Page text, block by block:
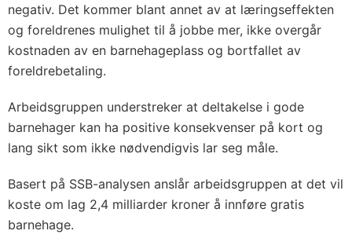
negativ. Det kommer blant annet av at læringseffekten
og foreldrenes mulighet til å jobbe mer, ikke overgår
kostnaden av en barnehageplass og bortfallet av
foreldrebetaling.
Arbeidsgruppen understreker at deltakelse i gode
barnehager kan ha positive konsekvenser på kort og
lang sikt som ikke nødvendigvis lar seg måle.
Basert på SSB-analysen anslår arbeidsgruppen at det vil
koste om lag 2,4 milliarder kroner å innføre gratis
barnehage.